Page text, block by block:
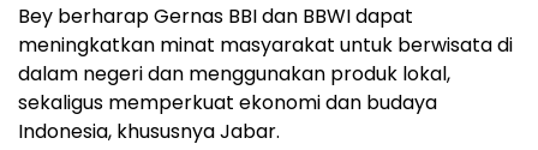
Bey berharap Gernas BBI dan BBWI dapat
meningkatkan minat masyarakat untuk berwisata di
dalam negeri dan menggunakan produk lokal,
sekaligus memperkuat ekonomi dan budaya
Indonesia, khususnya Jabar.